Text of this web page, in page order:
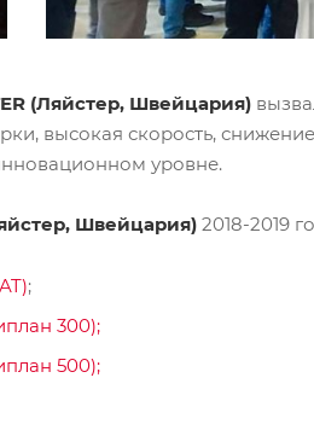
(Ляйстер, Швейцария)
высокая скорость,
уровне.
Швейцария) 2018-2019
;
300);
500);